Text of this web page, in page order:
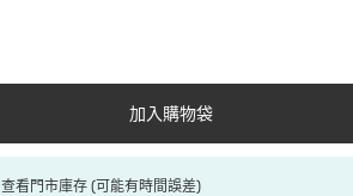
加入購物袋
查看門市庫存 (可能有時間誤差)